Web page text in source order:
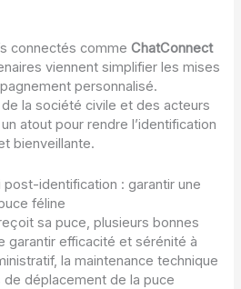
connectés commeChatConnect
viennent simplifier les mises
personnalisé.
de la société civile et des acteurs
atout pour rendre l’identification
bienveillante.
identification : garantir une
féline
sa puce, plusieurs bonnes
garantir efficacité et sérénité à
la maintenance technique
de déplacement de la puce